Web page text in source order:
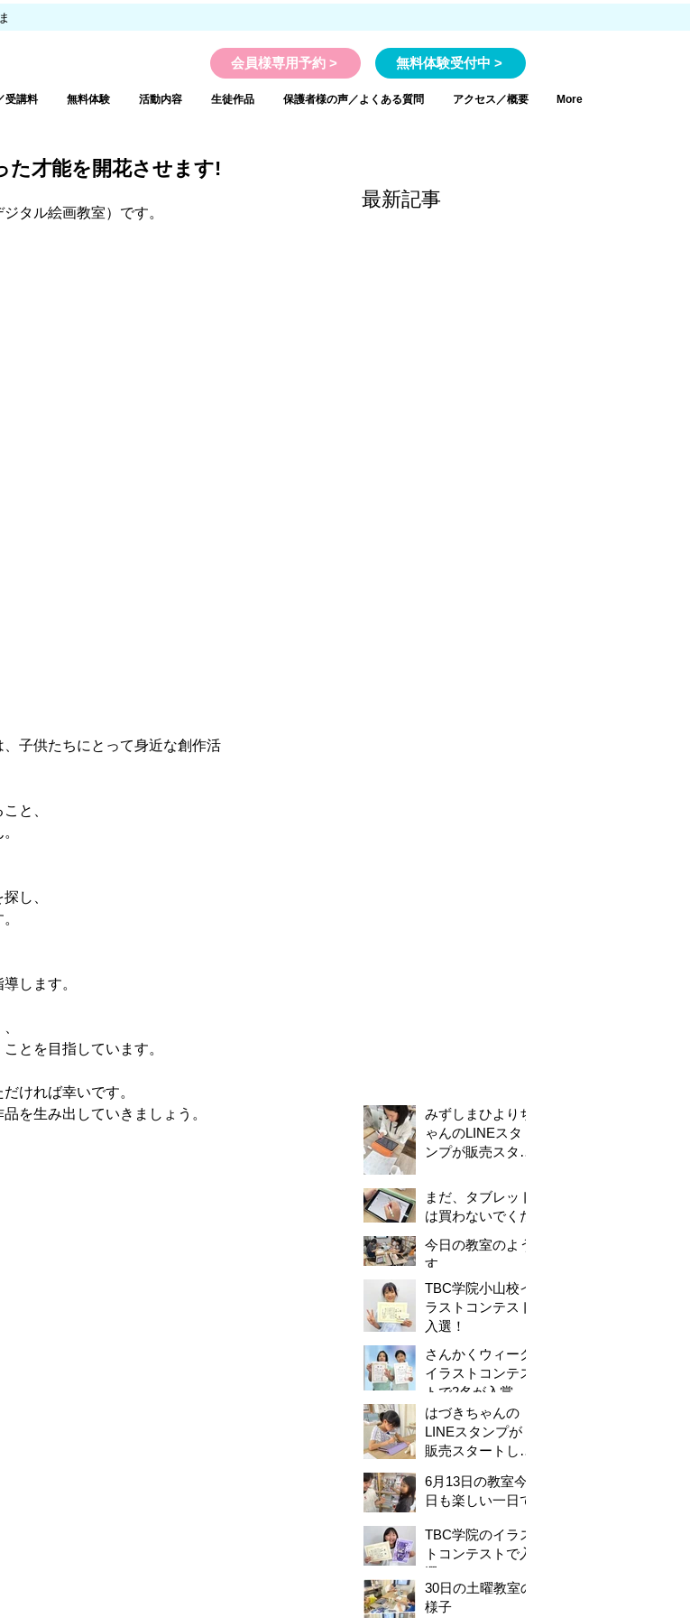
会員様専用予約 > 無料体験受付中 >
受講料 無料体験 活動内容 生徒作品 保護者様の声／よくある質問 アクセス／概要 More
た才能を開花させます!
タル絵画教室）です。
子供たちにとって身近な創作活
と、
し、
します。
とを目指しています。
ければ幸いです。
を生み出していきましょう。
最新記事
みずしまひよりち
ゃんのLINEスタ
ンプが販売スター
まだ、タブレット
は買わないでくだ
今日の教室のよう
す
TBC学院小山校イ
ラストコンテスト
入選！
さんかくウィーク
イラストコンテス
トで2名が入賞し
ました！
はづきちゃんの
LINEスタンプが
販売スタートしま
6月13日の教室今
日も楽しい一日で
TBC学院のイラス
トコンテストで入
選！
30日の土曜教室の
様子